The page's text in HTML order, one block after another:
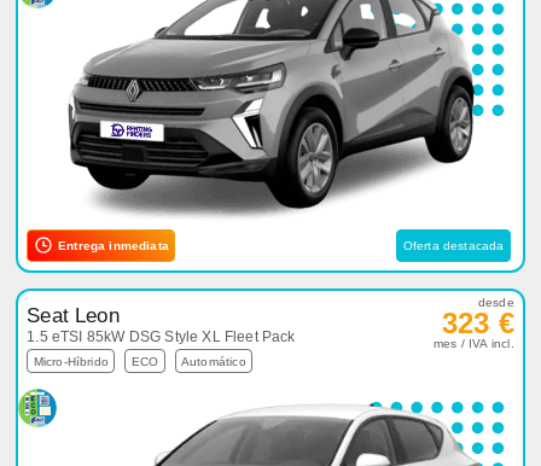
Entrega inmediata Oferta destacada
Seat Leon
1.5 eTSI 85kW DSG Style XL Fleet Pack
Micro-Híbrido ECO Automático
desde
323 €
mes / IVA incl.